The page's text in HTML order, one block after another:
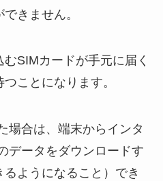
きません。
SIMカードが手元に届く
ことになります。
場合は、端末からインタ
データをダウンロードす
ようになること）でき